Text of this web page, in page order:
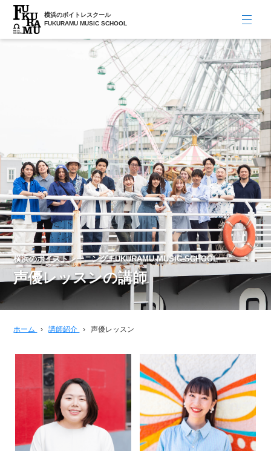
横浜のボイトレスクール
FUKURAMU MUSIC SCHOOL
横浜のボイストレーニング FUKURAMU MUSIC SCHOOL
声優レッスンの講師
ホーム › 講師紹介 › 声優レッスン